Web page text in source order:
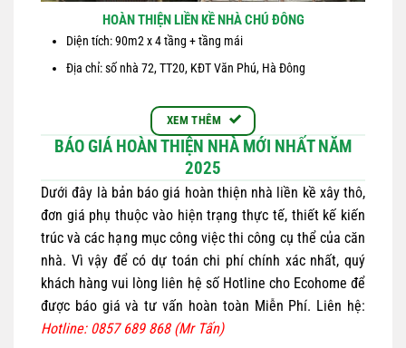
HOÀN THIỆN LIỀN KỀ NHÀ CHÚ ĐÔNG
Diện tích: 90m2 x 4 tầng + tầng mái
Địa chỉ: số nhà 72, TT20, KĐT Văn Phú, Hà Đông
XEM THÊM
BÁO GIÁ HOÀN THIỆN NHÀ MỚI NHẤT NĂM
2025
Dưới đây là bản báo giá hoàn thiện nhà liền kề xây thô,
đơn giá phụ thuộc vào hiện trạng thực tế, thiết kế kiến
trúc và các hạng mục công việc thi công cụ thể của căn
nhà. Vì vậy để có dự toán chi phí chính xác nhất, quý
khách hàng vui lòng liên hệ số Hotline cho Ecohome để
được báo giá và tư vấn hoàn toàn Miễn Phí. Liên hệ:
Hotline: 0857 689 868 (Mr Tấn)